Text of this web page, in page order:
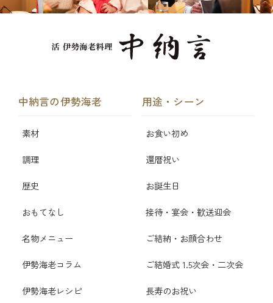
中納言の伊勢海老
素材
調理
歴史
おもてなし
名物メニュー
伊勢海老コラム
伊勢海老レシピ
用途・シーン
お食い初め
還暦祝い
お誕生日
接待・宴会・歓送迎会
ご結納・お顔合わせ
ご結婚式 1.5次会・二次会
長寿のお祝い